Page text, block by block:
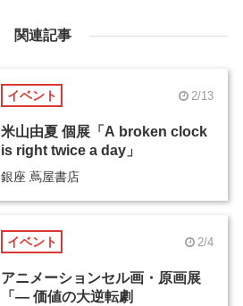
関連記事
イベント 2/13
米山由夏 個展「A broken clock
is right twice a day」
銀座 蔦屋書店
イベント 2/4
アニメーションセル画・原画展
「― 価値の大逆転劇